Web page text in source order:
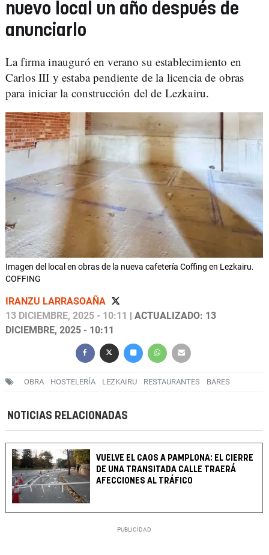
nuevo local un año después de
anunciarlo
La firma inauguró en verano su establecimiento en
Carlos III y estaba pendiente de la licencia de obras
para iniciar la construcción del de Lezkairu.
Imagen del local en obras de la nueva cafetería Coffing en Lezkairu.
COFFING
IRANZU LARRASOAÑA
13 DICIEMBRE, 2025 - 10:11 | ACTUALIZADO: 13
DICIEMBRE, 2025 - 10:11
OBRA HOSTELERÍA LEZKAIRU RESTAURANTES BARES
NOTICIAS RELACIONADAS
VUELVE EL CAOS A PAMPLONA: EL CIERRE
DE UNA TRANSITADA CALLE TRAERÁ
AFECCIONES AL TRÁFICO